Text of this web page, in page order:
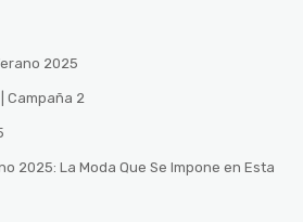
2025
Campaña 2
2025: La Moda Que Se Impone en Esta